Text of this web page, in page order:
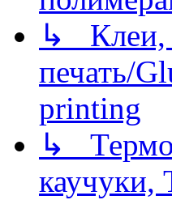
↳ Клеи,
печать/
printing
↳
каучуки,